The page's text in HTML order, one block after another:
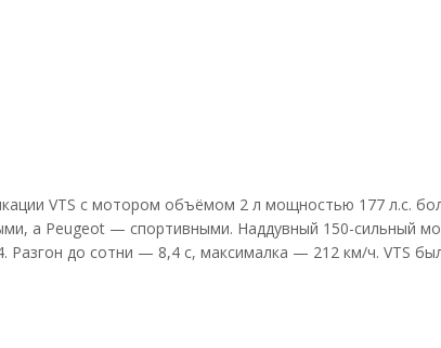
VTS с мотором объёмом 2 л мощностью 177 л.с.
а Peugeot — спортивными. Наддувный 150-сильный
до сотни — 8,4 с, максималка — 212 км/ч. VTS